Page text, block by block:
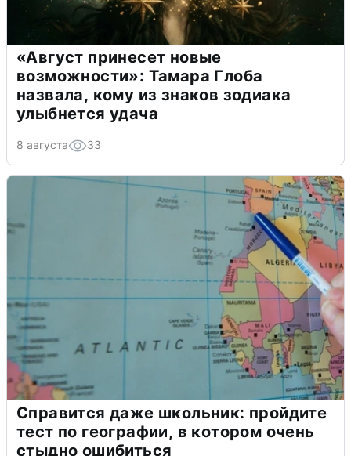
«Август принесет новые
возможности»: Тамара Глоба
назвала, кому из знаков зодиака
улыбнется удача
8 августа 33
Справится даже школьник: пройдите
тест по географии, в котором очень
стыдно ошибиться